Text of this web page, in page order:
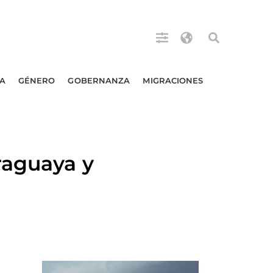
GÉNERO GOBERNANZA MIGRACIONES
y